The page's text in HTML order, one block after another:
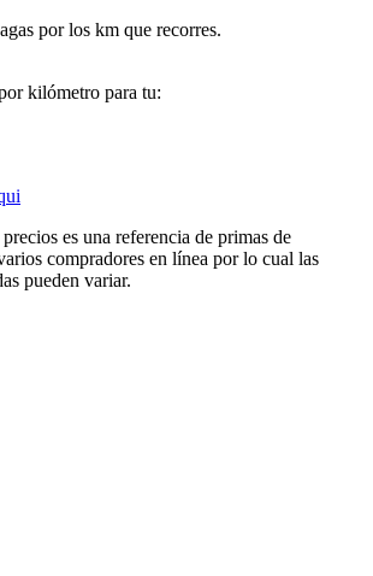
por los km que recorres.
kilómetro para tu:
es una referencia de primas de
compradores en línea por lo cual las
pueden variar.